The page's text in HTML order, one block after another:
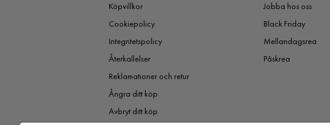
Köpvillkor
Cookiepolicy
Integritetspolicy
Återkallelser
Reklamationer och retur
Ångra ditt köp
Avbryt ditt köp
Jobba hos oss
Black Friday
Mellandagsrea
Påskrea